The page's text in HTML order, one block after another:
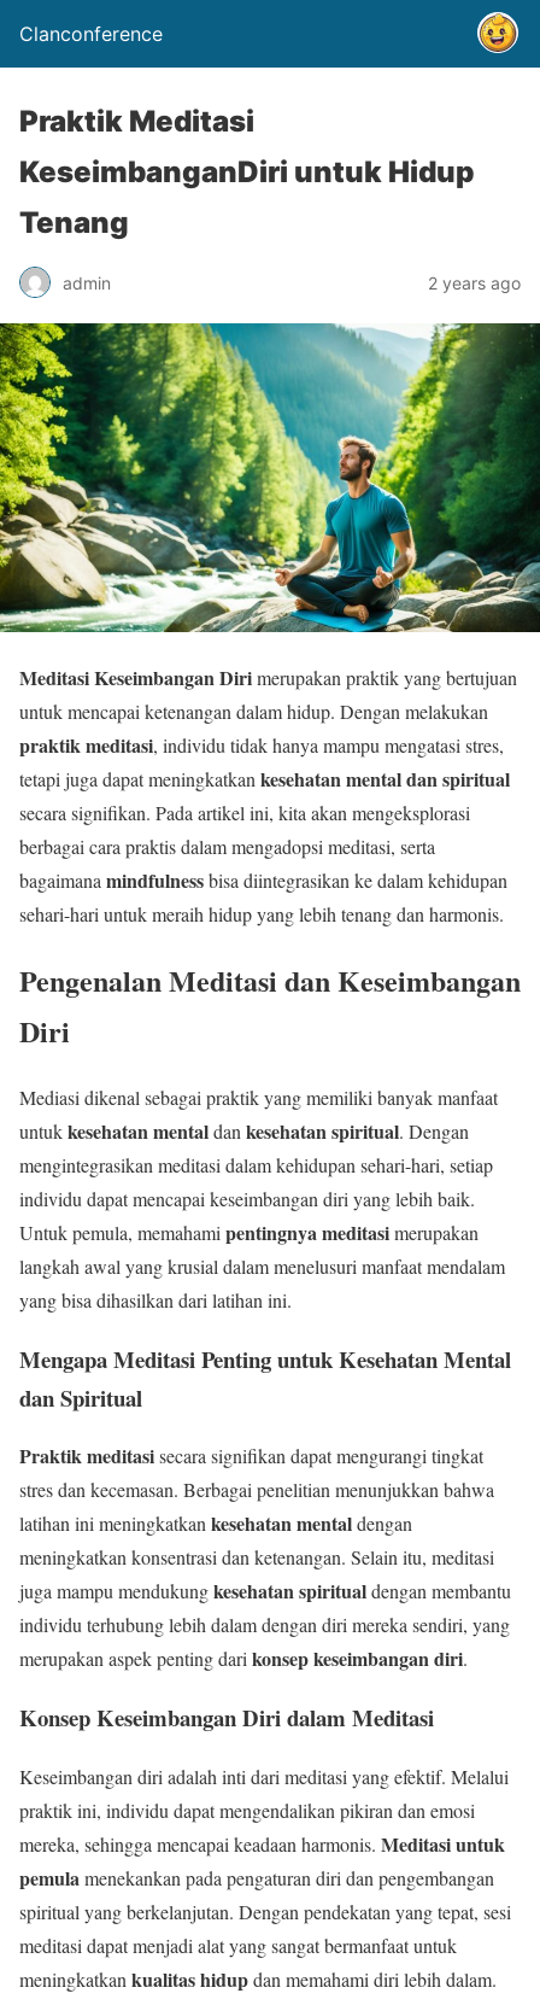
Clanconference
Praktik Meditasi
KeseimbanganDiri untuk Hidup
Tenang
admin 2 years ago
Meditasi Keseimbangan Dirimerupakan praktik yang bertujuan
untuk mencapai ketenangan dalam hidup. Dengan melakukan
praktik meditasi, individu tidak hanya mampu mengatasi stres,
tetapi juga dapat meningkatkan kesehatan mental dan spiritual
secara signifikan. Pada artikel ini, kita akan mengeksplorasi
berbagai cara praktis dalam mengadopsi meditasi, serta
bagaimana mindfulnessbisa diintegrasikan ke dalam kehidupan
sehari-hari untuk meraih hidup yang lebih tenang dan harmonis.
Pengenalan Meditasi dan Keseimbangan
Diri
Mediasi dikenal sebagai praktik yang memiliki banyak manfaat
untukkesehatan mentaldan kesehatan spiritual. Dengan
mengintegrasikan meditasi dalam kehidupan sehari-hari, setiap
individu dapat mencapai keseimbangan diri yang lebih baik.
Untuk pemula, memahami pentingnya meditasimerupakan
langkah awal yang krusial dalam menelusuri manfaat mendalam
yang bisa dihasilkan dari latihan ini.
Mengapa Meditasi Penting untuk Kesehatan Mental
dan Spiritual
Praktik meditasisecara signifikan dapat mengurangi tingkat
stres dan kecemasan. Berbagai penelitian menunjukkan bahwa
latihan ini meningkatkankesehatan mentaldengan
meningkatkan konsentrasi dan ketenangan. Selain itu, meditasi
juga mampu mendukungkesehatan spiritualdengan membantu
individu terhubung lebih dalam dengan diri mereka sendiri, yang
merupakan aspek penting darikonsep keseimbangan diri.
Konsep Keseimbangan Diri dalam Meditasi
Keseimbangan diri adalah inti dari meditasi yang efektif. Melalui
praktik ini, individu dapat mengendalikan pikiran dan emosi
mereka, sehingga mencapai keadaan harmonis. Meditasi untuk
pemulamenekankan pada pengaturan diri dan pengembangan
spiritual yang berkelanjutan. Dengan pendekatan yang tepat, sesi
meditasi dapat menjadi alat yang sangat bermanfaat untuk
meningkatkan kualitas hidupdan memahami diri lebih dalam.